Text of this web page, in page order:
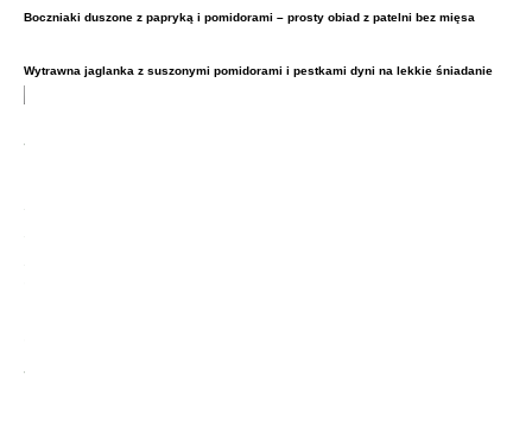
Boczniaki duszone z papryką i pomidorami – prosty obiad z patelni bez mięsa
Wytrawna jaglanka z suszonymi pomidorami i pestkami dyni na lekkie śniadanie